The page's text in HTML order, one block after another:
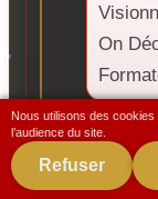
Nous utilisons des
l’audience du site.
Refuser
On
🔥